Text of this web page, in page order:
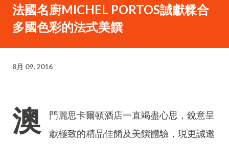
法國名廚MICHEL PORTOS誠獻糅合
多國色彩的法式美饌
8月 09, 2016
澳
門麗思卡爾頓酒店一直竭盡心思，銳意呈
獻極致的精品佳餚及美饌體驗，現更誠邀